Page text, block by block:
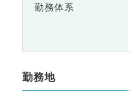
勤務体系
勤務地